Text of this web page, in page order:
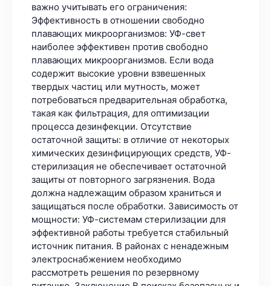
важно учитывать его ограничения:
Эффективность в отношении свободно
плавающих микроорганизмов: УФ-свет
наиболее эффективен против свободно
плавающих микроорганизмов. Если вода
содержит высокие уровни взвешенных
твердых частиц или мутность, может
потребоваться предварительная обработка,
такая как фильтрация, для оптимизации
процесса дезинфекции. Отсутствие
остаточной защиты: в отличие от некоторых
химических дезинфицирующих средств, УФ-
стерилизация не обеспечивает остаточной
защиты от повторного загрязнения. Вода
должна надлежащим образом храниться и
защищаться после обработки. Зависимость от
мощности: УФ-системам стерилизации для
эффективной работы требуется стабильный
источник питания. В районах с ненадежным
электроснабжением необходимо
рассмотреть решения по резервному